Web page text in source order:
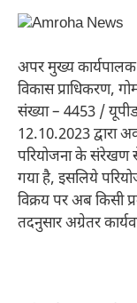
अपर मुख्य कार्यपालक
विकास प्राधिकरण,
संख्या – 4453 /
12.10.2023 द्वारा
परियोजना के संरेखण
गया है, इसलिये
विक्रय पर अब किसी
तदनुसार अग्रेतर